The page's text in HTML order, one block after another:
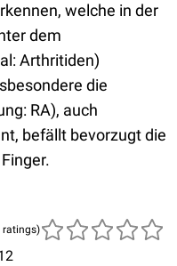
welche in der
dem
Arthritiden)
die
RA), auch
befällt bevorzugt die
ratings)